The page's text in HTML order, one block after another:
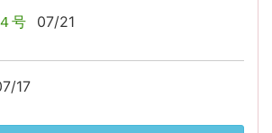
号 07/21
17